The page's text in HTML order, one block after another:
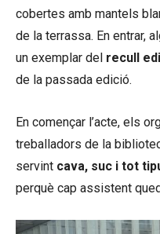
cobertes amb mantels
de la terrassa. En entrar,
un exemplar del recull
de la passada edició.
En començar l’acte, els
treballadors de la
servint cava, suc i tot
perquè cap assistent